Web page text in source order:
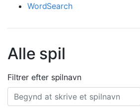
WordSearch
Alle spil
Filtrer efter spilnavn